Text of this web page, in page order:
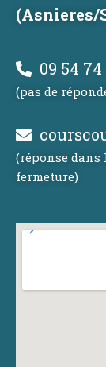
(Asnieres/
09 54 74
(pas de
(réponse dans
fermeture)